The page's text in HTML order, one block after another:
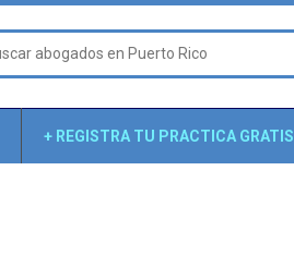
+ REGISTRA TU PRACTICA GRATIS